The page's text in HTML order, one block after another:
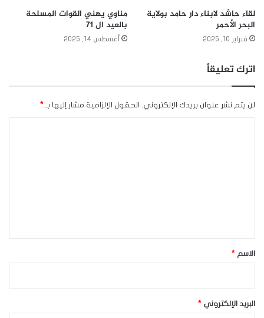
لقاء حاشد لابناء دار حامد بولاية
البحر الأحمر
فبراير 10, 2025
مناوي يهني القوات المسلحة
بالعيد ال 71
أغسطس 14, 2025
اترك تعليقاً
لن يتم نشر عنوان بريدك الإلكتروني. الحقول الإلزامية مشار إليها بـ *
*الاسم *
البريد الإلكتروني *